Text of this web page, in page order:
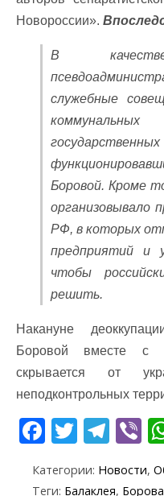
Новороссии».
В качестве
служебные
Боровой. Кроме
организовывало
РФ, в которых
предприятий и
чтобы
решить.
Накануне
Боровой вместе с
скрывается от
неподконтрольных
F
e
T
itt
T
e
Vi
Категории: Новости,
Теги: Балаклея,